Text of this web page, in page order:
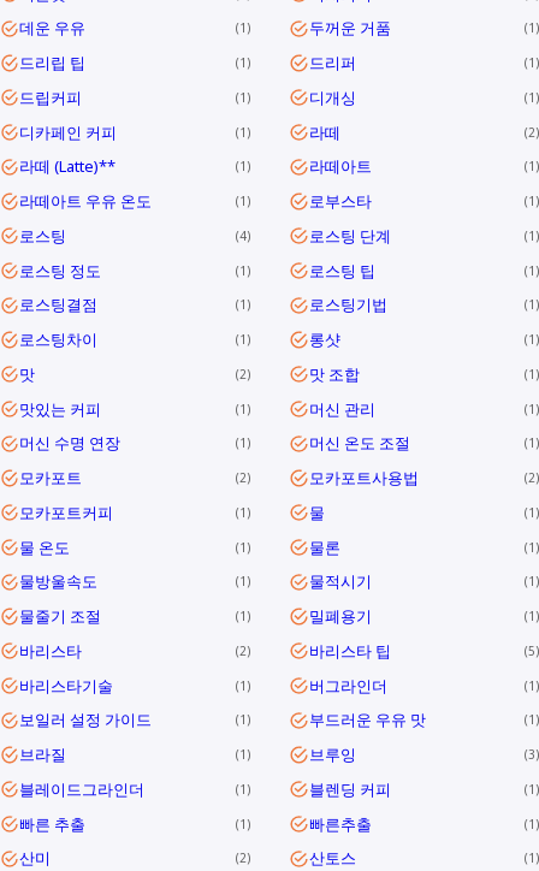
데운 우유 1 두꺼운 거품 1
드리립 팁 1 드리퍼 1
드립커피 1 디개싱 1
디카페인 커피 1 라떼 2
라떼 (Latte)** 1 라떼아트 1
라떼아트 우유 온도 1 로부스타 1
로스팅 4 로스팅 단계 1
로스팅 정도 1 로스팅 팁 1
로스팅결점 1 로스팅기법 1
로스팅차이 1 롱샷 1
맛 2 맛 조합 1
맛있는 커피 1 머신 관리 1
머신 수명 연장 1 머신 온도 조절 1
모카포트 2 모카포트사용법 2
모카포트커피 1 물 1
물 온도 1 물론 1
물방울속도 1 물적시기 1
물줄기 조절 1 밀폐용기 1
바리스타 2 바리스타 팁 5
바리스타기술 1 버그라인더 1
보일러 설정 가이드 1 부드러운 우유 맛 1
브라질 1 브루잉 3
블레이드그라인더 1 블렌딩 커피 1
빠른 추출 1 빠른추출 1
산미 2 산토스 1